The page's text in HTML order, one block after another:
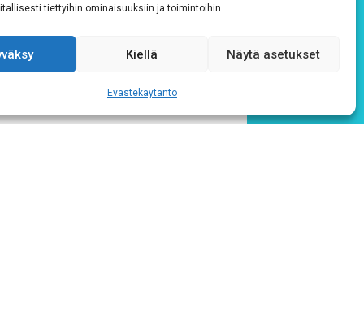
tiettyihin ominaisuuksiin ja toimintoihin.
Kiellä Näytä asetukset
Evästekäytäntö
24.7.2026
Ilahduta tuntematonta
pienellä välittämisen
teolla